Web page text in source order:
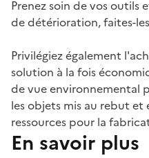
Prenez soin de vos outils
de détérioration, faites-
Privilégiez également
solution à la fois
de vue environnemental
les objets mis au rebut
ressources pour la
En savoir plus